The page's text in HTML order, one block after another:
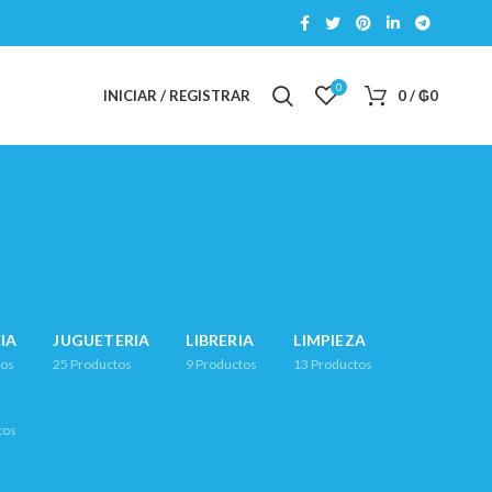
INICIAR / REGISTRAR 0 0/ ₲0
JUGUETERIA
25 Productos
LIBRERIA
9 Productos
LIMPIEZA
13 Productos